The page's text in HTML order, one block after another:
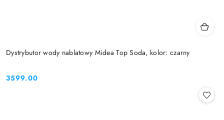
Dystrybutor wody nablatowy Midea Top Soda, kolor: czarny
Cena:
3599.00